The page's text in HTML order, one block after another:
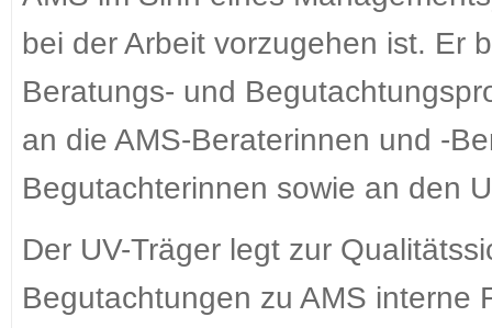
bei der Arbeit vorzugehen ist. Er
Beratungs- und
an die AMS-Beraterinnen und -
Begutachterinnen sowie an den
Der UV-Träger legt zur
Begutachtungen zu AMS interne